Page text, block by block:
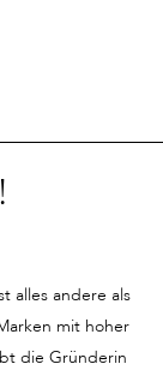
alles andere als
mit hoher
die Gründerin